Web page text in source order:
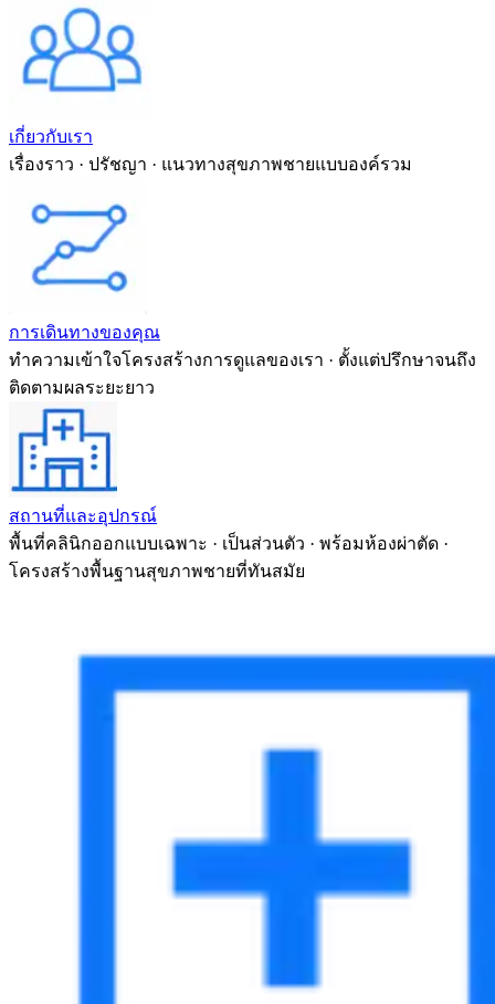
เกี่ยวกับเรา
เรื่องราว · ปรัชญา · แนวทางสุขภาพชายแบบองค์รวม
การเดินทางของคุณ
ทำความเข้าใจโครงสร้างการดูแลของเรา · ตั้งแต่ปรึกษาจนถึง
ติดตามผลระยะยาว
สถานที่และอุปกรณ์
พื้นที่คลินิกออกแบบเฉพาะ · เป็นส่วนตัว · พร้อมห้องผ่าตัด ·
โครงสร้างพื้นฐานสุขภาพชายที่ทันสมัย